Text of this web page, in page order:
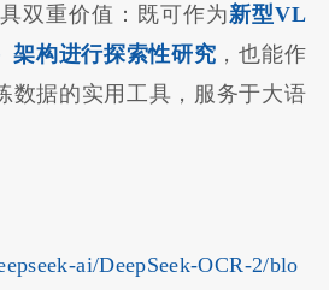
具双重价值：既可作为新型VL
架构进行探索性研究 ，也能作
数据的实用工具，服务于大语
ai/DeepSeek-OCR-2/blo